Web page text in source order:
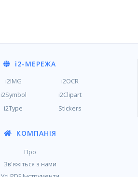
i2-МЕРЕЖА
i2IMG
i2OCR
i2Symbol
i2Clipart
i2Type Stickers
КОМПАНІЯ
Про
Зв'яжіться з нами